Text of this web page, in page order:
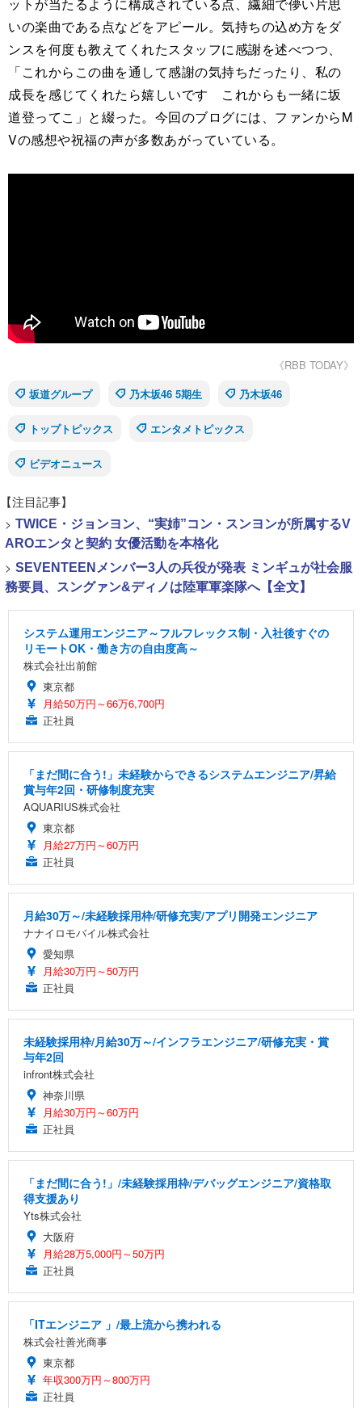
いの楽曲である点などをアピール。気持ちの込め方をダ
ンスを何度も教えてくれたスタッフに感謝を述べつつ、
「これからこの曲を通して感謝の気持ちだったり、私の
成長を感じてくれたら嬉しいです これからも一緒に坂
道登ってこ」と綴った。今回のブログには、ファンからM
Vの感想や祝福の声が多数あがっていている。
《RBB TODAY》
坂道グループ
乃木坂46 5期生 乃木坂46
トップトピックス エンタメトピックス
ビデオニュース
【注目記事】
> TWICE・ジョンヨン、“実姉”コン・スンヨンが所属するV
AROエンタと契約 女優活動を本格化
> SEVENTEENメンバー3人の兵役が発表 ミンギュが社会服
務要員、スングァン&ディノは陸軍軍楽隊へ【全文】
システム運用エンジニア～フルフレックス制・入社後すぐの
リモートOK・働き方の自由度高～
株式会社出前館
東京都
月給50万円～66万6,700円
正社員
「まだ間に合う!」未経験からできるシステムエンジニア/昇給
賞与年2回・研修制度充実
AQUARIUS株式会社
東京都
月給27万円～60万円
正社員
月給30万～/未経験採用枠/研修充実/アプリ開発エンジニア
ナナイロモバイル株式会社
愛知県
月給30万円～50万円
正社員
未経験採用枠/月給30万～/インフラエンジニア/研修充実・賞
与年2回
infront株式会社
神奈川県
月給30万円～60万円
正社員
「まだ間に合う!」/未経験採用枠/デバッグエンジニア/資格取
得支援あり
Yts株式会社
大阪府
月給28万5,000円～50万円
正社員
「ITエンジニア 」/最上流から携われる
株式会社善光商事
東京都
年収300万円～800万円
正社員